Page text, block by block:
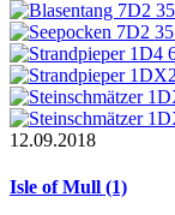
12.09.2018
Isle of Mull (1)